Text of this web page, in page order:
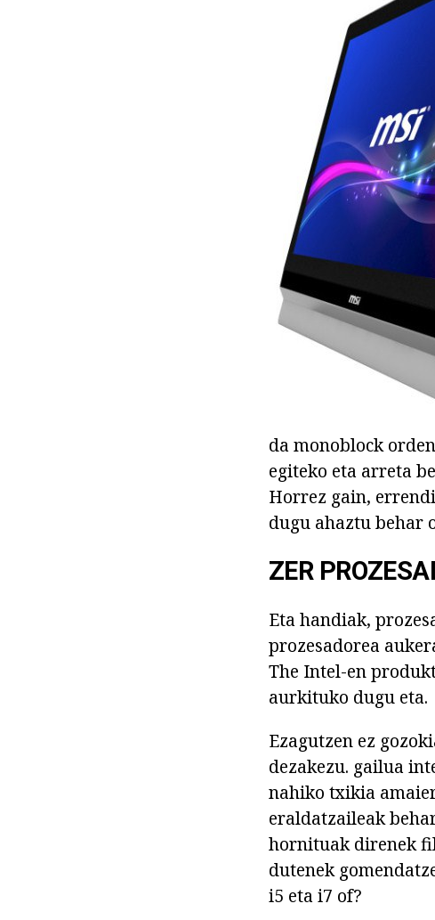
da monoblock
egiteko eta arreta
Horrez gain,
dugu ahaztu behar
ZER
Eta handiak,
prozesadorea
The Intel-en
aurkituko dugu eta.
Ezagutzen ez
dezakezu. gailua
nahiko txikia
eraldatzaileak
hornituak direnek
dutenek
i5 eta i7 of?